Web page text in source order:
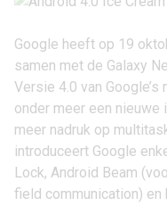
Google heeft op 19
samen met de Galaxy
Versie 4.0 van
onder meer een
meer nadruk op
introduceert Google
Lock, Android Beam
field communication) en